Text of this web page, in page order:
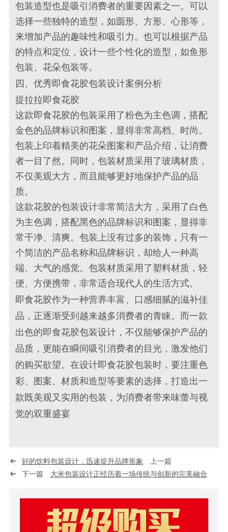
包装造型也是吸引消费者的重要因素之一。可以
选择一些独特的造型，如圆形、方形、心形等，
来增加产品的趣味性和吸引力。也可以根据产品
的特点和定位，设计一些个性化的造型，如鱼形
包装、花朵包装等。
四、优秀即食花胶包装设计案例分析
提拉拉即食花胶
这款即食花胶的包装采用了粉色为主色调，搭配
金色的品牌标识和图案，显得非常高档、时尚。
包装上印着精美的花朵图案和产品介绍，让消费
者一目了然。同时，包装材质采用了玻璃材质，
不仅美观大方，而且能够更好地保护产品的品
质。
这款花胶的包装设计非常简洁大方，采用了白色
为主色调，搭配黑色的品牌标识和图案，显得非
常干净、清爽。包装上没有过多的装饰，只有一
个简洁的产品名称和品牌标识，却给人一种高
端、大气的感觉。包装材质采用了塑料材质，轻
便、方便携带，非常适合现代人的生活方式。
即食花胶作为一种营养丰富、口感细腻的滋补佳
品，正逐渐受到越来越多消费者的青睐。而一款
出色的即食花胶包装设计，不仅能够保护产品的
品质，更能在瞬间吸引消费者的目光，激发他们
的购买欲望。在设计即食花胶包装时，要注重色
彩、图案、材质和造型等要素的选择，打造出一
款既美观又实用的包装，为消费者带来味蕾与视
觉的双重盛宴
好的饮料包装设计，迅速提升品牌形象
上一篇
下一篇 大米包装设计正经历着一场传统与创新的完美融合